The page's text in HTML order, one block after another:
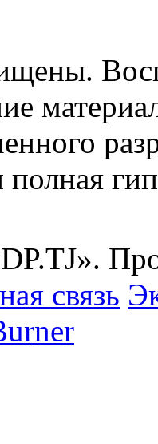
полная
связь